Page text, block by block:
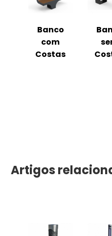
Banco
com
Costas
Artigos